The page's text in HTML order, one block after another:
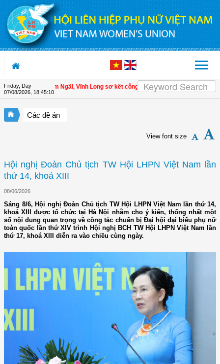
Skip to Content
Friday, Day
07/08/2026, 18:45:12
xã Tam Ngãi, Vĩnh Long sơ kết công tác Hội và phong trào phụ nữ 6 tháng
Các đề án
View font size
Hội nghị Đoàn Chủ tịch TW Hội LHPN Việt Nam lần
thứ 14, khoá XIII
08/06/2026
Sáng 8/6, Hội nghị Đoàn Chủ tịch TW Hội LHPN Việt Nam lần thứ 14,
khoá XIII được tổ chức tại Hà Nội nhằm cho ý kiến, thống nhất một
số nội dung quan trọng về công tác chuẩn bị Đại hội đại biểu phụ nữ
toàn quốc lần thứ XIV trình Hội nghị BCH TW Hội LHPN Việt Nam lần
thứ 17, khoá XIII diễn ra vào chiều cùng ngày.